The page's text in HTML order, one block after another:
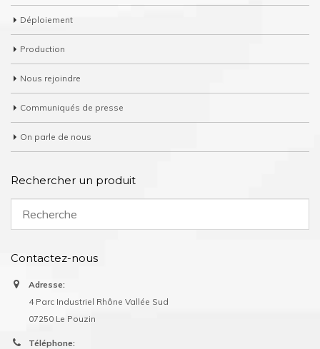
Déploiement
Production
Nous rejoindre
Communiqués de presse
On parle de nous
Rechercher un produit
Contactez-nous
Adresse:
4 Parc Industriel Rhône Vallée Sud
07250 Le Pouzin
Téléphone: